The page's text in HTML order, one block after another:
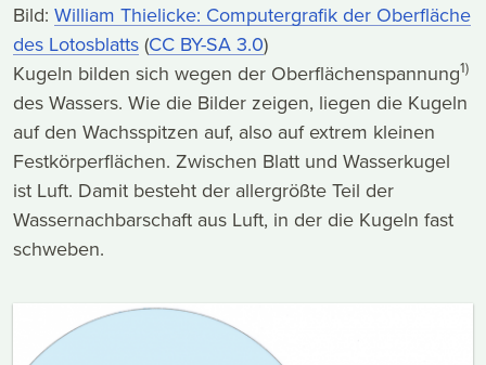
Bild: William Thielicke: Computergrafik der Oberfläche
des Lotosblatts(CC BY-SA 3.0)
Kugeln bilden sich wegen der Oberflächenspannung1)
des Wassers. Wie die Bilder zeigen, liegen die Kugeln
auf den Wachsspitzen auf, also auf extrem kleinen
Festkörperflächen. Zwischen Blatt und Wasserkugel
ist Luft. Damit besteht der allergrößte Teil der
Wassernachbarschaft aus Luft, in der die Kugeln fast
schweben.